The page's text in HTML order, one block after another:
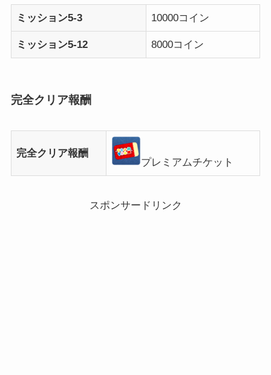
ミッション5-3 10000コイン
ミッション5-12 8000コイン
完全クリア報酬
完全クリア報酬
プレミアムチケット
スポンサードリンク